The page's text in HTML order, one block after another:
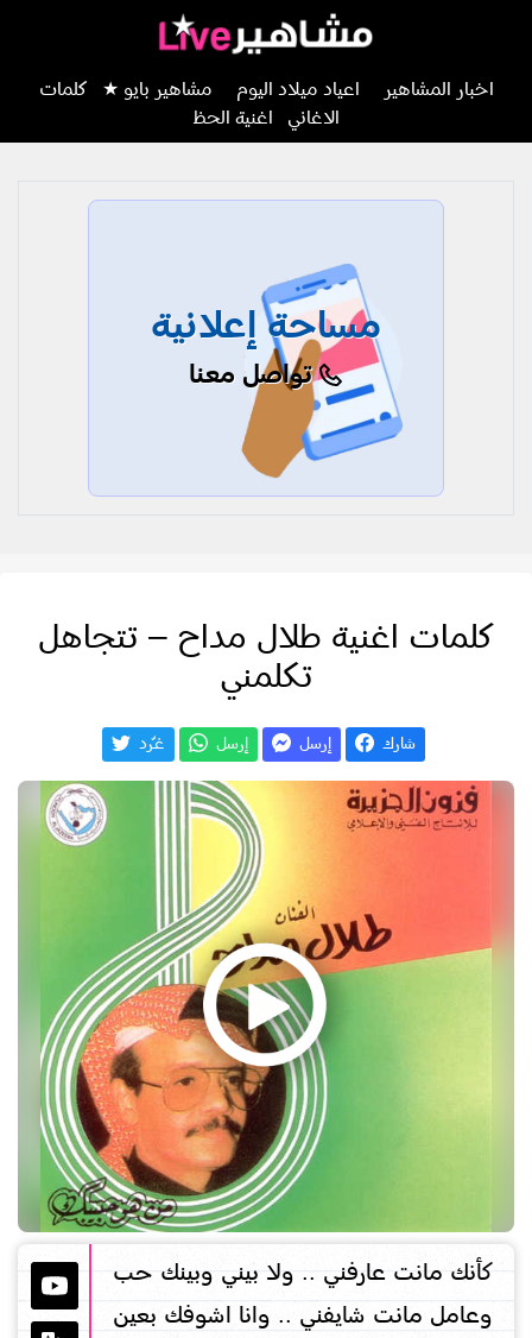
اخبار المشاهير اعياد ميلاد اليوم مشاهير بايو ★
كلمات
الاغاني
اغنية الحظ
مساحة إعلانية
تواصل معنا
كلمات اغنية طلال مداح – تتجاهل
تكلمني
شارك إرسل إرسل غـّرد
كأنك مانت عارفني .. ولا بيني وبينك حب
وعامل مانت شايفني .. وانا اشوفك بعين